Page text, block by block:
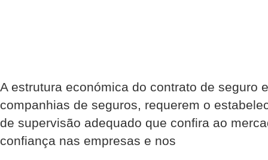
A estrutura económica do contrato de seguro
companhias de seguros, requerem o
de supervisão adequado que confira ao
confiança nas empresas e nos